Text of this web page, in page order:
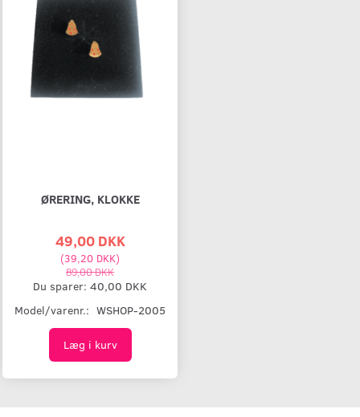
ØRERING, KLOKKE
49,00 DKK
(39,20 DKK)
89,00 DKK
Du sparer: 40,00 DKK
Model/varenr.: WSHOP-2005
Læg i kurv